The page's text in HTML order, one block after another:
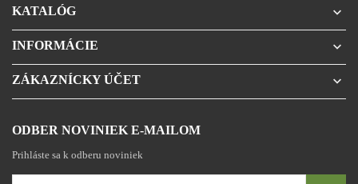
KATALÓG 
INFORMÁCIE 
ZÁKAZNÍCKY ÚČET 
ODBER NOVINIEK E-MAILOM
Prihláste sa k odberu noviniek